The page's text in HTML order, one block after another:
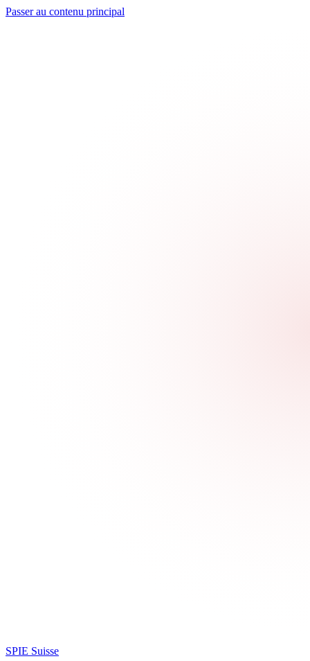
Passer au contenu principal
SPIE Suisse